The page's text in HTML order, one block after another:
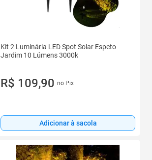
Kit 2 Luminária LED Spot Solar Espeto
Jardim 10 Lúmens 3000k
R$ 109,90 no Pix
Adicionar à sacola